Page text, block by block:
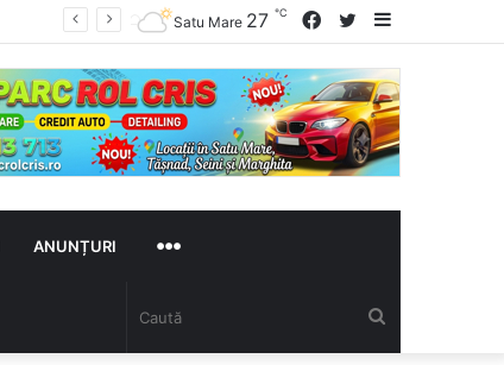
Sidebar
Twitter
Facebook
Satu Mare 27 ℃
ANUNȚURI
MULTE